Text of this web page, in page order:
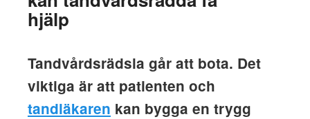
hjälp
Tandvårdsrädsla går att bota. Det
viktiga är att patienten och
tandläkaren kan bygga en trygg